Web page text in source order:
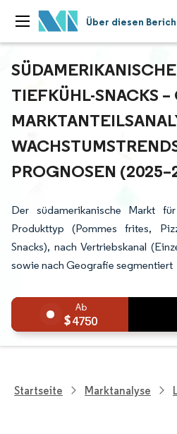
Über diesen
TIEFKÜHL-SNACKS –
ACHSTUMSTRENDS
ROGNOSEN
Der südamerikanische Markt
Produkttyp (Pommes frites,
Snacks), nach Vertriebskanal
sowie nach Geografie segmentiert
4750
Startseite Marktanalyse